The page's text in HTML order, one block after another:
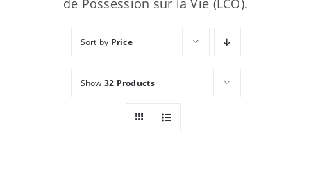
de Possession sur la Vie (LCO).
Sort by Price
Show 32 Products